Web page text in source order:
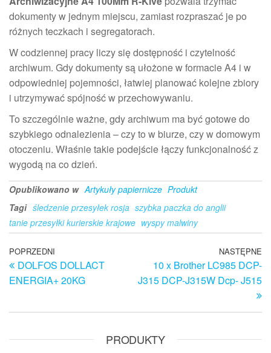
dokumenty w jednym miejscu, zamiast rozpraszać je po
różnych teczkach i segregatorach.
W codziennej pracy liczy się dostępność i czytelność
archiwum. Gdy dokumenty są ułożone w formacie A4 i w
odpowiedniej pojemności, łatwiej planować kolejne zbiory
i utrzymywać spójność w przechowywaniu.
To szczególnie ważne, gdy archiwum ma być gotowe do
szybkiego odnalezienia – czy to w biurze, czy w domowym
otoczeniu. Właśnie takie podejście łączy funkcjonalność z
wygodą na co dzień.
Opublikowano w Artykuły papiernicze Produkt
Tagi śledzenie przesyłek rosja szybka paczka do anglii
tanie przesyłki kurierskie krajowe wyspy malwiny
Nawigacja
wpisu
Poprzedni
wpis
POPRZEDNI
DOLFOS DOLLACT
ENERGIA+ 20KG
NASTĘPNE
10 x Brother LC985 DCP-
J315 DCP-J315W Dcp- J515
PRODUKTY